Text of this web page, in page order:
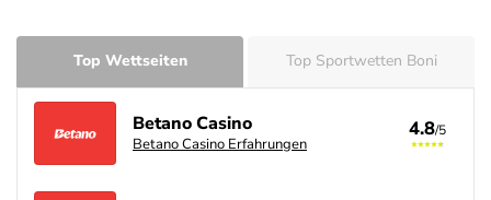
Top Wettseiten Top Sportwetten Boni
Betano Casino
Betano Casino Erfahrungen
4.8/5